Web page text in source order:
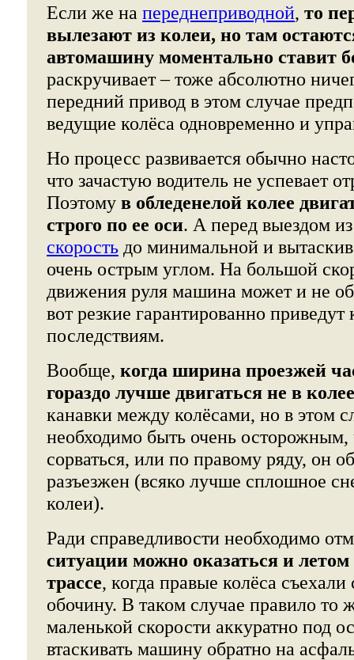
Если же на переднеприводной, то
вылезают из колеи, но там
автомашину моментально ставит
раскручивает – тоже абсолютно
передний привод в этом случае
ведущие колёса одновременно и
Но процесс развивается обычно
что зачастую водитель не успевает
Поэтому в обледенелой колее
строго по ее оси. А перед выездом
скорость до минимальной и
очень острым углом. На большой
движения руля машина может и не
вот резкие гарантированно
последствиям.
Вообще, когда ширина проезжей
гораздо лучше двигаться не в колее
канавки между колёсами, но в этом
необходимо быть очень осторожным,
сорваться, или по правому ряду, он
разъезжен (всяко лучше сплошное
колеи).
Ради справедливости необходимо
ситуации можно оказаться и летом
трассе, когда правые колёса съехали
обочину. В таком случае правило то
маленькой скорости аккуратно под
втаскивать машину обратно на